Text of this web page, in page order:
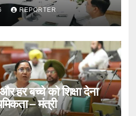
REPORTER
हर बच्चे को शिक्षा देना
– मंत्री